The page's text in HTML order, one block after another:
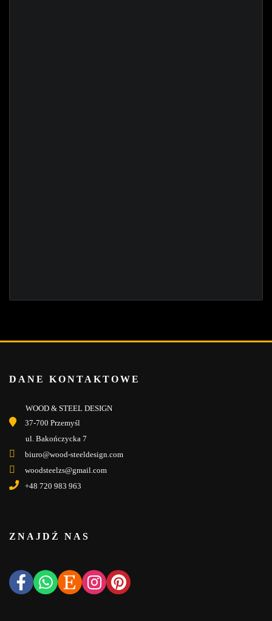
DANE KONTAKTOWE
WOOD & STEEL DESIGN
37-700 Przemyśl
ul. Bakończycka 7
biuro@wood-steeldesign.com
woodsteelzs@gmail.com
+48 720 983 963
ZNAJDŹ NAS